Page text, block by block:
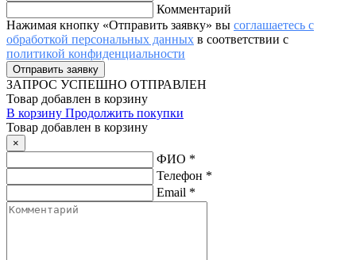
Комментарий
Нажимая кнопку «Отправить заявку» вы соглашаетесь с
обработкой персональных данных в соответствии с
политикой конфиденциальности
ЗАПРОС УСПЕШНО ОТПРАВЛЕН
Товар добавлен в корзину
В корзину Продолжить покупки
Товар добавлен в корзину
×
ФИО *
Телефон *
Email *